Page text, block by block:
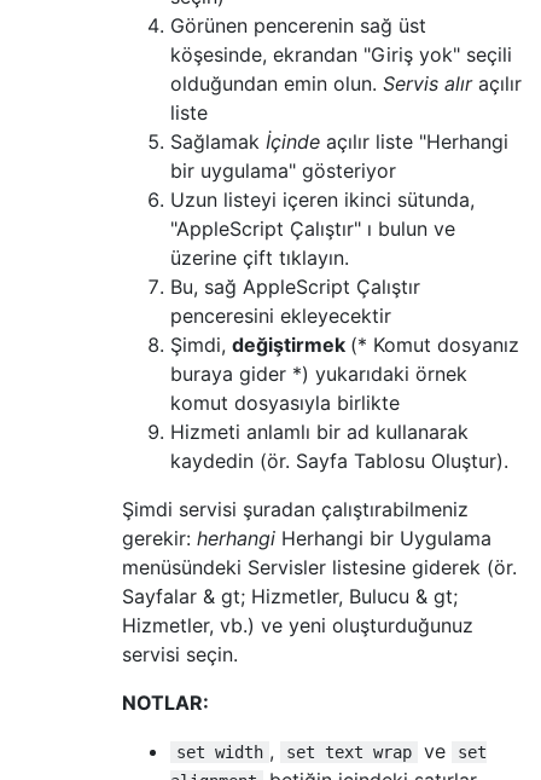
Görünen pencerenin sağ üst
köşesinde, ekrandan "Giriş yok" seçili
olduğundan emin olun. Servis alır açılır
liste
Sağlamak İçinde açılır liste "Herhangi
bir uygulama" gösteriyor
Uzun listeyi içeren ikinci sütunda,
"AppleScript Çalıştır" ı bulun ve
üzerine çift tıklayın.
Bu, sağ AppleScript Çalıştır
penceresini ekleyecektir
Şimdi, değiştirmek (* Komut dosyanız
buraya gider *) yukarıdaki örnek
komut dosyasıyla birlikte
Hizmeti anlamlı bir ad kullanarak
kaydedin (ör. Sayfa Tablosu Oluştur).
Şimdi servisi şuradan çalıştırabilmeniz
gerekir: herhangi Herhangi bir Uygulama
menüsündeki Servisler listesine giderek (ör.
Sayfalar & gt; Hizmetler, Bulucu & gt;
Hizmetler, vb.) ve yeni oluşturduğunuz
servisi seçin.
NOTLAR:
set width , set text wrap ve
set